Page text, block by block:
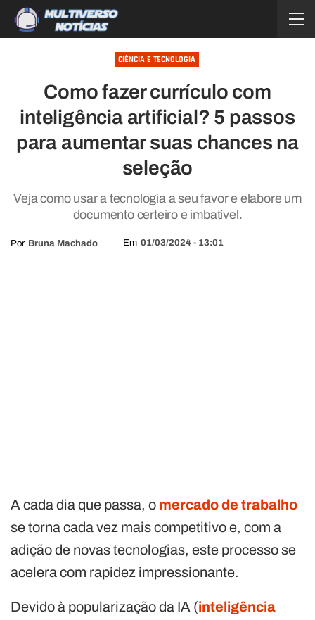
CIÊNCIA E TECNOLOGIA
Como fazer currículo com
inteligência artificial? 5 passos
para aumentar suas chances na
seleção
Veja como usar a tecnologia a seu favor e elabore um
documento certeiro e imbatível.
Por Bruna Machado Em 01/03/2024 - 13:01
A cada dia que passa, o mercado de trabalho
se torna cada vez mais competitivo e, com a
adição de novas tecnologias, este processo se
acelera com rapidez impressionante.
Devido à popularização da IA (inteligência